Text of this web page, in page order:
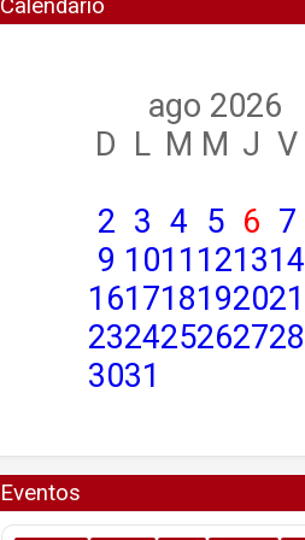
Calendario
ago 2026
D L M M J V
2 3 4 5 6 7
9 1011 121314
161718192021
232425262728
3031
Eventos